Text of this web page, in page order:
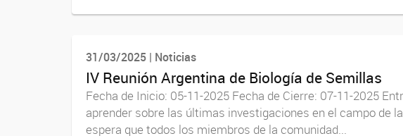
31/03/2025 | Noticias
IV Reunión Argentina de Biología de Semillas
Fecha de Inicio: 05-11-2025 Fecha de Cierre: 07-11-2025
aprender sobre las últimas investigaciones en el campo de
espera que todos los miembros de la comunidad...